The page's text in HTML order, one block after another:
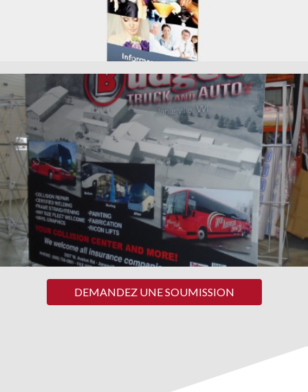
DEMANDEZ UNE SOUMISSION